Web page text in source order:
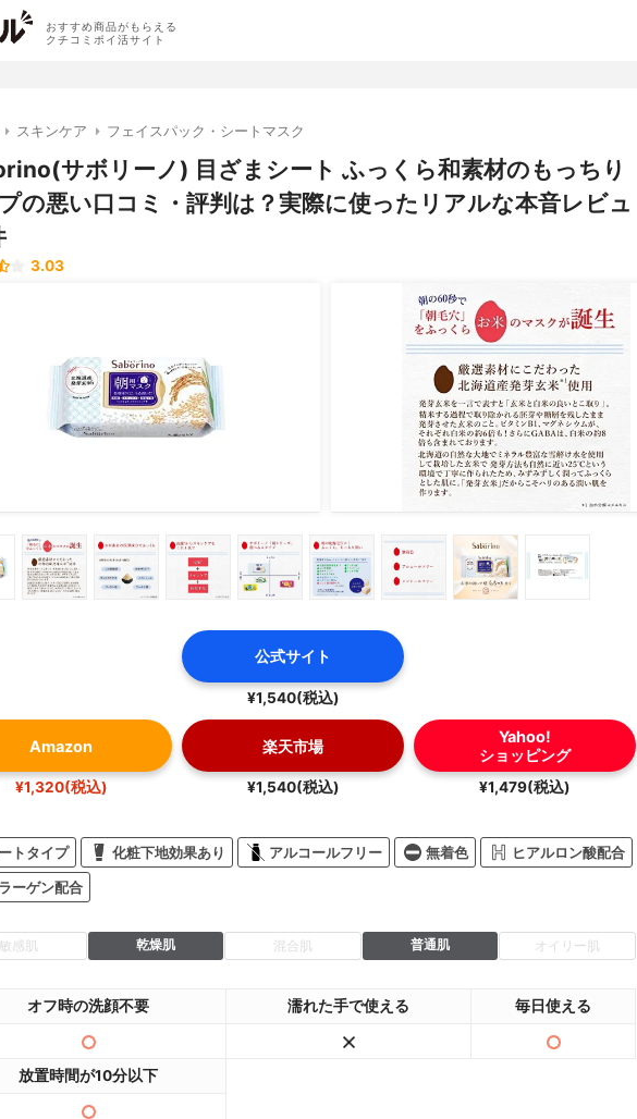
おすすめ商品がもらえる
クチコミポイ活サイト
スキンケア フェイスパック・シートマスク
サボリーノ) 目ざまシート ふっくら和素材のもっちり
の悪い口コミ・評判は？実際に使ったリアルな本音レビュ
3.03
公式サイト
¥1,540(税込)
Amazon
¥1,320(税込)
楽天市場
¥1,540(税込)
Yahoo!
ショッピング
¥1,479(税込)
トタイプ 化粧下地効果あり アルコールフリー 無着色 ヒアルロン酸配合
ーゲン配合
敏感肌 乾燥肌 混合肌 普通肌 オイリー肌
オフ時の洗顔不要 濡れた手で使える 毎日使える
放置時間が10分以下